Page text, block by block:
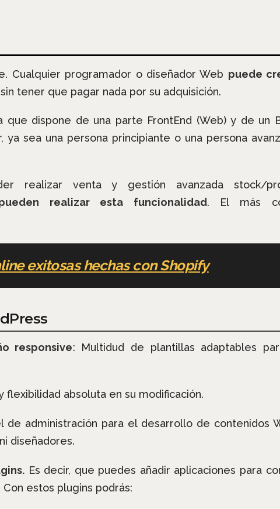
Cualquier programador o diseñador Web puede
tener que pagar nada por su adquisición.
que dispone de una parte FrontEnd (Web) y de un
sea una persona principiante o una persona
realizar venta y gestión avanzada stock/
realizar esta funcionalidad. El más
exitosas hechas con Shopify
responsive: Multidud de plantillas adaptables
flexibilidad absoluta en su modificación.
de administración para el desarrollo de contenidos
diseñadores.
Es decir, que puedes añadir aplicaciones para
estos plugins podrás: